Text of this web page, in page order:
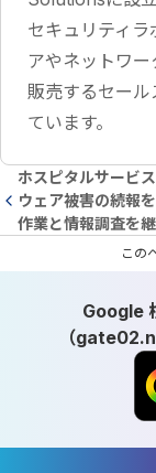
セキュリティ
アやネットワ
販売するセール
ています。
ホスピタルサービ
ウェア被害の続報
作業と情報調査を
この
Google
（